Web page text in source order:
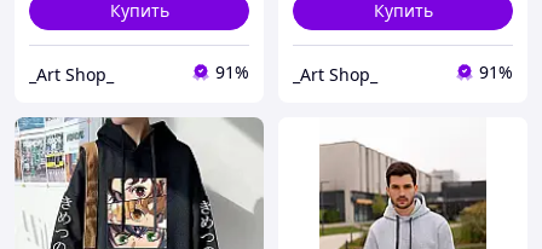
Купить
_Art Shop_ 91%
Купить
_Art Shop_ 91%